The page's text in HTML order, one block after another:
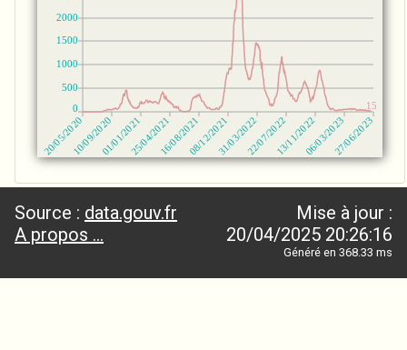
Source : data.gouv.fr
A propos ...
Mise à jour :
20/04/2025 20:26:16
Généré en 368.33 ms